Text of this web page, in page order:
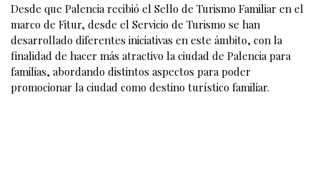
Desde que Palencia recibió el Sello de Turismo Familiar en el
marco de Fitur, desde el Servicio de Turismo se han
desarrollado diferentes iniciativas en este ámbito, con la
finalidad de hacer más atractivo la ciudad de Palencia para
familias, abordando distintos aspectos para poder
promocionar la ciudad como destino turístico familiar.